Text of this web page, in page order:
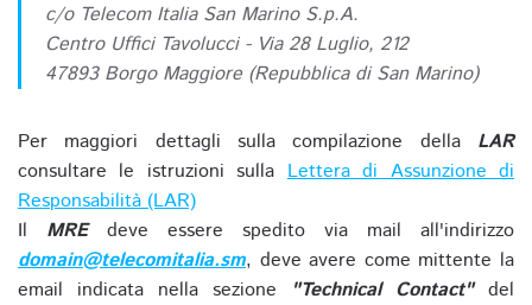
c/o Telecom Italia San Marino S.p.A.
Centro Uffici Tavolucci - Via 28 Luglio, 212
47893 Borgo Maggiore (Repubblica di San Marino)
Per maggiori dettagli sulla compilazione della LAR
consultare le istruzioni sullaLettera di Assunzione di
Responsabilità (LAR)
Il MREdeve essere spedito via mail all'indirizzo
domain@telecomitalia.sm, deve avere come mittente la
email indicata nella sezione
"Technical Contact"del